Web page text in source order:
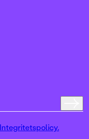
Integritetspolicy.